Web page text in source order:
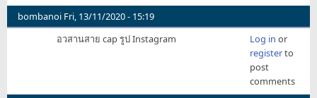
bombanoi Fri, 13/11/2020 - 15:19
อวสานสาย cap รูป Instagram
Log in or
registerto
post
comments